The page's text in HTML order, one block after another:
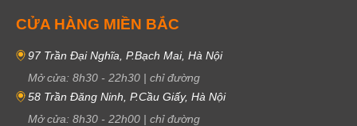
CỬA HÀNG MIỀN BẮC
97 Trần Đại Nghĩa, P.Bạch Mai, Hà Nội
Mở cửa: 8h30 - 22h30 | chỉ đường
58 Trần Đăng Ninh, P.Cầu Giấy, Hà Nội
Mở cửa: 8h30 - 22h00 | chỉ đường